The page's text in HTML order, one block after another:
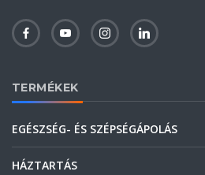
TERMÉKEK
EGÉSZSÉG- ÉS SZÉPSÉGÁPOLÁS
HÁZTARTÁS